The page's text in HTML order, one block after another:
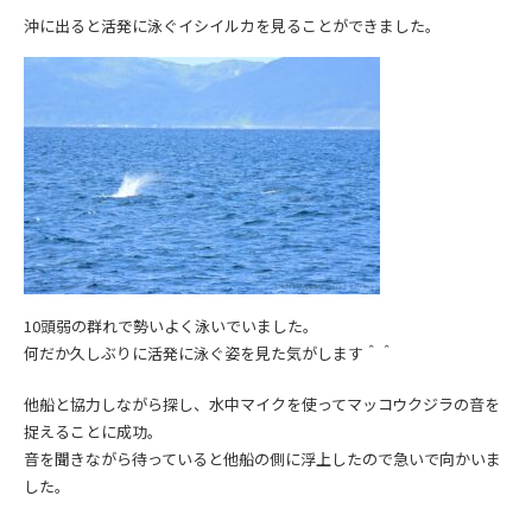
沖に出ると活発に泳ぐイシイルカを見ることができました。
10頭弱の群れで勢いよく泳いでいました。
何だか久しぶりに活発に泳ぐ姿を見た気がします＾＾
他船と協力しながら探し、水中マイクを使ってマッコウクジラの音を
捉えることに成功。
音を聞きながら待っていると他船の側に浮上したので急いで向かいま
した。